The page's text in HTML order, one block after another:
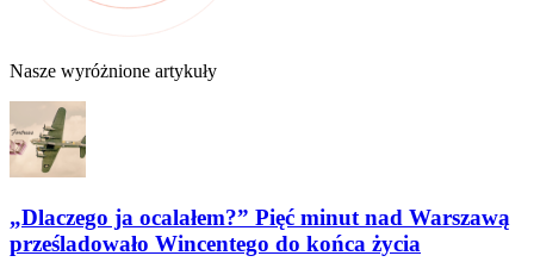
Nasze wyróżnione artykuły
„Dlaczego ja ocalałem?” Pięć minut nad Warszawą
prześladowało Wincentego do końca życia